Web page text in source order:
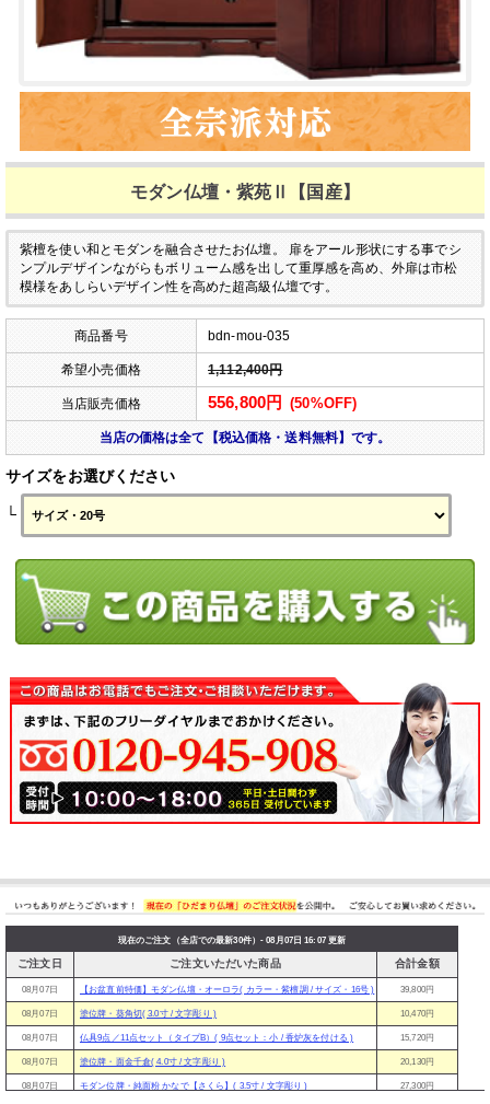
モダン仏壇・紫苑Ⅱ【国産】
紫檀を使い和とモダンを融合させたお仏壇。
扉をアール形状にする事でシ
ンプルデザインながらもボリューム感を出して重厚感を高め、外扉は市松
模様をあしらいデザイン性を高めた超高級仏壇です。
商品番号 bdn-mou-035
希望小売価格 1,112,400円
当店販売価格 556,800円 (50%OFF)
当店の価格は全て【税込価格・送料無料】です。
サイズをお選びください
└
現在のご注文（全店での最新30件）- 08月07日 16:07 更新
ご注文日 ご注文いただいた商品 合計金額
08月07日 【お盆直前特価】モダン仏壇・オーロラ( カラー・紫檀調 / サイズ・16号 ) 39,800円
08月07日 塗位牌・葵角切( 3.0寸 / 文字彫り ) 10,470円
08月07日 仏具9点／11点セット（タイプB）( 9点セット：小 / 香炉灰を付ける ) 15,720円
08月07日 塗位牌・面金千倉( 4.0寸 / 文字彫り ) 20,130円
08月07日 モダン位牌・純面粉 かなで【さくら】( 3.5寸 / 文字彫り ) 27,300円